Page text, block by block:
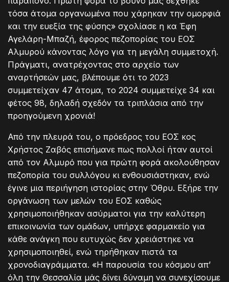
τόσα άτομα οργανωμένα που χάρηκαν την ομορφιά
και την ευεξία της φύσης» σχολίασε η κα Έφη
Αγελάρη-Μπαζή, έφορος πεζοπορίας του ΕΟΣ
Αλμυρού κάνοντας λόγο για τη μεγάλη συμμετοχή.
Πράγματι, ανατρέχοντας στο αρχείο των
αναρτήσεών μας, βλέπουμε ότι το 2023
συμμετείχαν 47 άτομα, το 2024 συμμετείχε 34 και
φέτος 98, δηλαδή σχεδόν τα τριπλάσια από την
προηγούμενη χρονιά!
Από την πλευρά του, ο πρόεδρος του ΕΟΣ κος
Χρήστος Ζαβός επισήμανε πως πολλοί ήταν αυτοί
από τον Αλμυρό που για πρώτη φορά ακολούθησαν
πεζοπορία του συλλόγου κι ενθουσιάστηκαν, ενώ
έγινε μια περιήγηση ιστορίας στην Όθρυ. Εξήρε την
οργάνωση των μελών του ΕΟΣ καθώς
χρησιμοποιήθηκαν ασύρματοι για την καλύτερη
επικοινωνία των ομάδων, υπήρχε φαρμακείο για
κάθε ανάγκη που ευτυχώς δεν χρειάστηκε να
χρησιμοποιηθεί, ενώ τηρήθηκαν πιστά τα
χρονοδιαγράμματα. «Η παρουσία του κόσμου απ’
όλη την Θεσσαλία μάς δίνει δύναμη να συνεχίσουμε